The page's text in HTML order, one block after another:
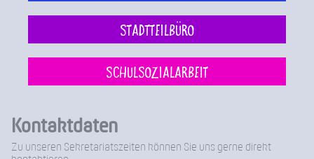
Stadtteilbüro
Schulsozialarbeit
Kontaktdaten
Zu unseren Sekretariatszeiten können Sie uns gerne direkt